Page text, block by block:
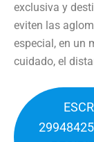
exclusiva y
eviten las
especial, en un
cuidado, el